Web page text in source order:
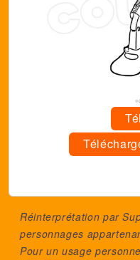
Réinterprétation par
personnages
Pour un usage